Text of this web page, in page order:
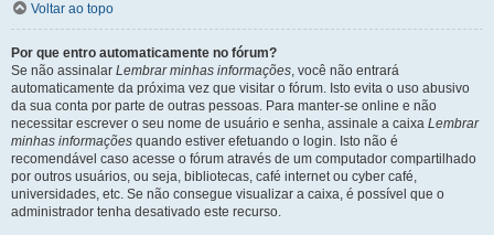
Voltar ao topo
Por que entro automaticamente no fórum?
Se não assinalar Lembrar minhas informações, você não entrará
automaticamente da próxima vez que visitar o fórum. Isto evita o uso abusivo
da sua conta por parte de outras pessoas. Para manter-se online e não
necessitar escrever o seu nome de usuário e senha, assinale a caixa Lembrar
minhas informações quando estiver efetuando o login. Isto não é
recomendável caso acesse o fórum através de um computador compartilhado
por outros usuários, ou seja, bibliotecas, café internet ou cyber café,
universidades, etc. Se não consegue visualizar a caixa, é possível que o
administrador tenha desativado este recurso.